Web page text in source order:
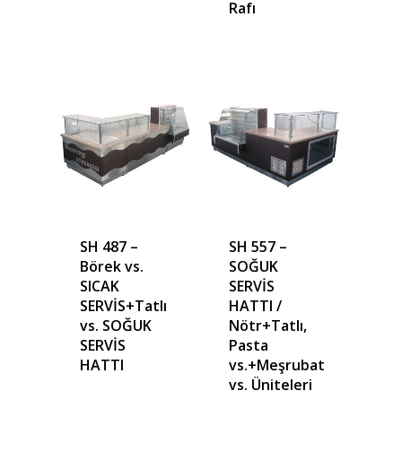
Rafı
SH 487 –
Börek vs.
SICAK
SERVİS+Tatlı
vs. SOĞUK
SERVİS
HATTI
SH 557 –
SOĞUK
SERVİS
HATTI /
Nötr+Tatlı,
Pasta
vs.+Meşrubat
vs. Üniteleri